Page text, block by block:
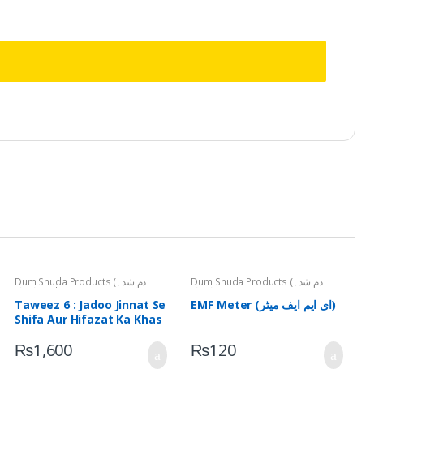
Dum Shuda Products (دم شدہ
Ruhani Taweezat (روحانی
تعویذات)
Taweez 6 : Jadoo Jinnat Se
Shifa Aur Hifazat Ka Khas
سے شفاء اور حفاظت کاخاص
₨1,600
Dum Shuda Products (دم شدہ
EMF Meter (ای ایم ایف میٹر)
₨120